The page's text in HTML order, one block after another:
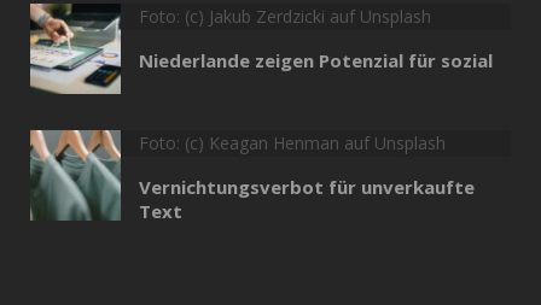
Foto: (c) Jakub Zerdzicki auf Unsplash
Niederlande zeigen Potenzial für sozial
Foto: (c) Keagan Henman auf Unsplash
Vernichtungsverbot für unverkaufte
Text